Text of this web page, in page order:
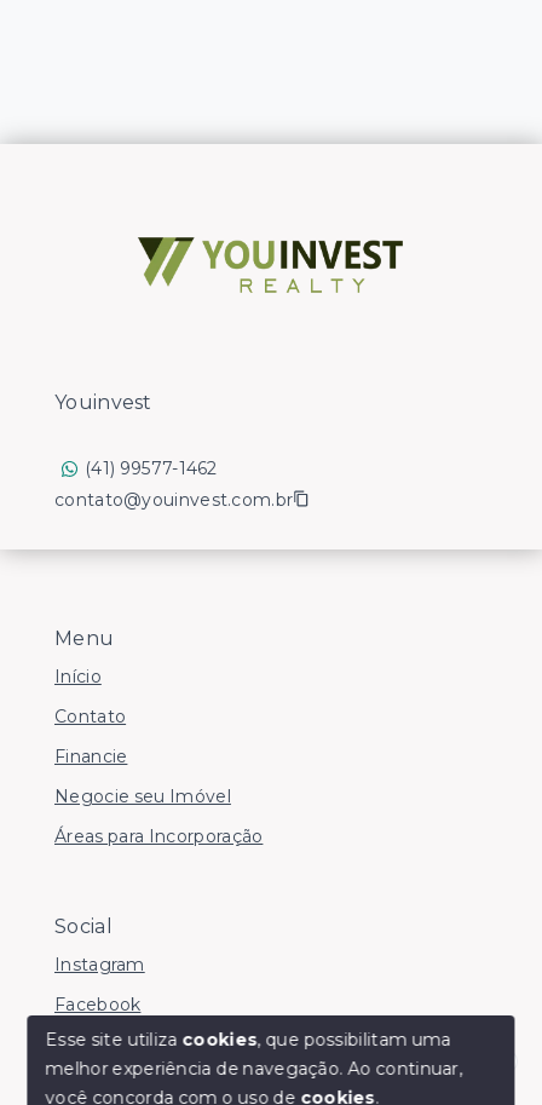
Olá! somos da Linkmob, como podemos ajudar?
Menu
Início
Contato
Financie
Negocie seu Imóvel
Áreas para Incorporação
Social
Instagram
Facebook
Youinvest
(41) 99577-1462
contato@youinvest.com.br
Esse site utiliza cookies, que possibilitam uma
melhor experiência de navegação.Ao continuar,
você concorda com o uso de cookies.